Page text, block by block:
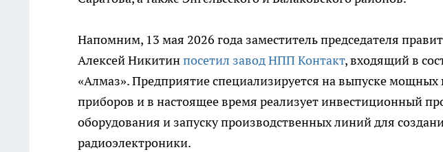
Напомним, 13 мая 2026 года заместитель председателя
Алексей Никитинпосетил завод НПП Контакт, входящий в
«Алмаз». Предприятие специализируется на выпуске
приборов и в настоящее время реализует инвестиционный
оборудования и запуску производственных линий для
радиоэлектроники.